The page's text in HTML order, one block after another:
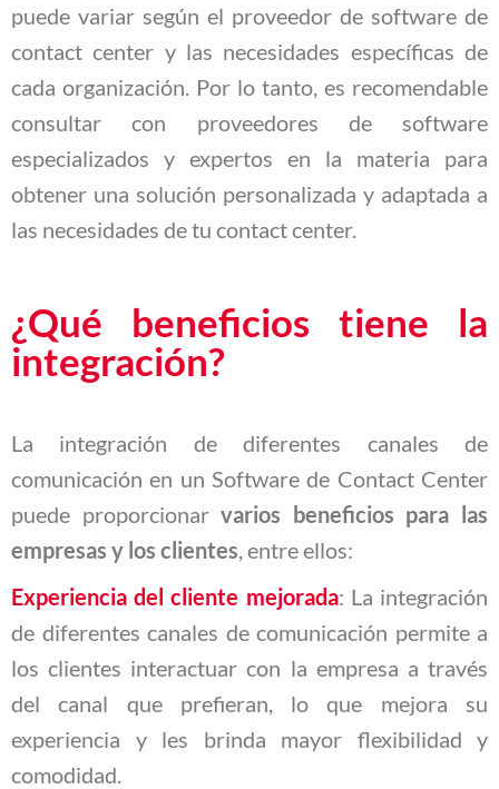
puede variar según el proveedor de software de
contact center y las necesidades específicas de
cada organización. Por lo tanto, es recomendable
consultar con proveedores de software
especializados y expertos en la materia para
obtener una solución personalizada y adaptada a
las necesidades de tu contact center.
¿Qué beneficios tiene la
integración?
La integración de diferentes canales de
comunicación en un Software de Contact Center
puede proporcionarvarios beneficios para las
empresas y los clientes, entre ellos:
Experiencia del cliente mejorada: La integración
de diferentes canales de comunicación permite a
los clientes interactuar con la empresa a través
del canal que prefieran, lo que mejora su
experiencia y les brinda mayor flexibilidad y
comodidad.